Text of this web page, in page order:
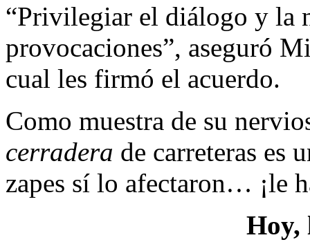
“Privilegiar el diálogo y la
provocaciones”, aseguró
cual les firmó el acuerdo.
Como muestra de su
cerradera de carreteras es
zapes sí lo afectaron… ¡le
Hoy,